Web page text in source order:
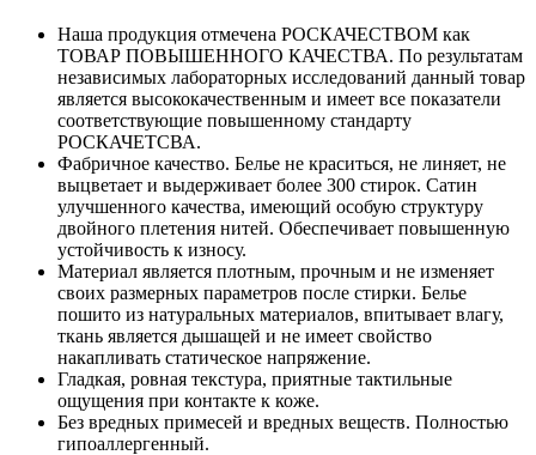
Наша продукция отмечена РОСКАЧЕСТВОМ как
ТОВАР ПОВЫШЕННОГО КАЧЕСТВА. По результатам
независимых лабораторных исследований данный товар
является высококачественным и имеет все показатели
соответствующие повышенному стандарту
РОСКАЧЕТСВА.
Фабричное качество. Белье не краситься, не линяет, не
выцветает и выдерживает более 300 стирок. Сатин
улучшенного качества, имеющий особую структуру
двойного плетения нитей. Обеспечивает повышенную
устойчивость к износу.
Материал является плотным, прочным и не изменяет
своих размерных параметров после стирки. Белье
пошито из натуральных материалов, впитывает влагу,
ткань является дышащей и не имеет свойство
накапливать статическое напряжение.
Гладкая, ровная текстура, приятные тактильные
ощущения при контакте к коже.
Без вредных примесей и вредных веществ. Полностью
гипоаллергенный.